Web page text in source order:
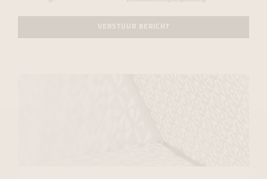
VERSTUUR BERICHT